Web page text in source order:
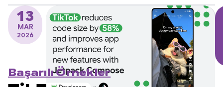
13
MAR
2026
Başarılı Örnekler